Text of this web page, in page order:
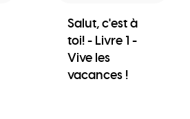
Salut, c'est à
toi! - Livre 1 -
Vive les
vacances !